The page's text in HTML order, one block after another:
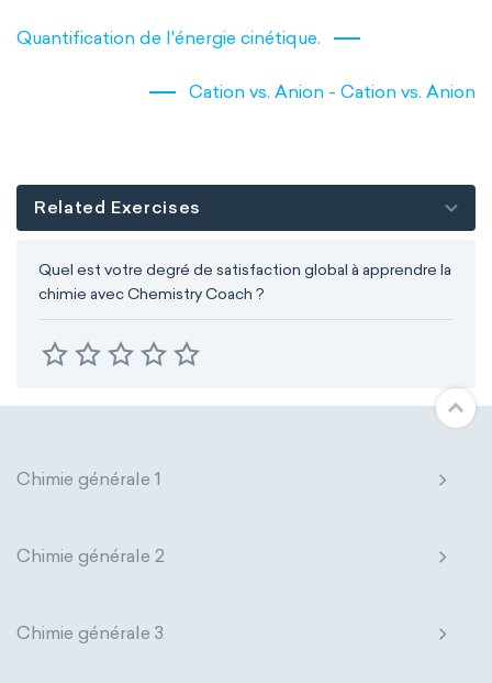
Quantification de l'énergie cinétique.
Cation vs. Anion - Cation vs. Anion
Related Exercises
Quel est votre degré de satisfaction global à apprendre la
chimie avec Chemistry Coach ?
Chimie générale 1
Chimie générale 2
Chimie générale 3